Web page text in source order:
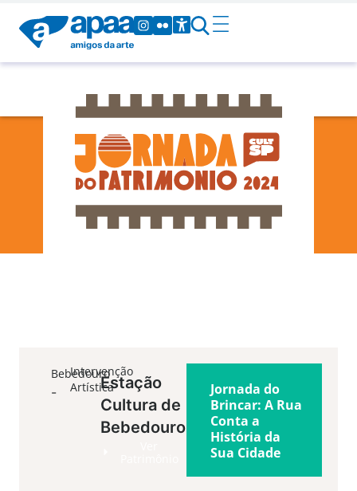
Bebedouro
Bebedouro
-
Intervenção
ArtísticaEstação
Cultura de
Bebedouro
Jornada do
Brincar: A Rua
Conta a
História da
Sua Cidade